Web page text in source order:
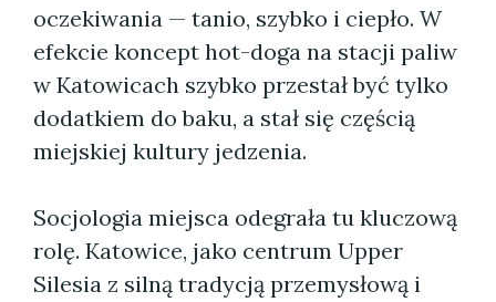
oczekiwania — tanio, szybko i ciepło. W
efekcie koncept hot-doga na stacji paliw
w Katowicach szybko przestał być tylko
dodatkiem do baku, a stał się częścią
miejskiej kultury jedzenia.
Socjologia miejsca odegrała tu kluczową
rolę. Katowice, jako centrum Upper
Silesia z silną tradycją przemysłową i